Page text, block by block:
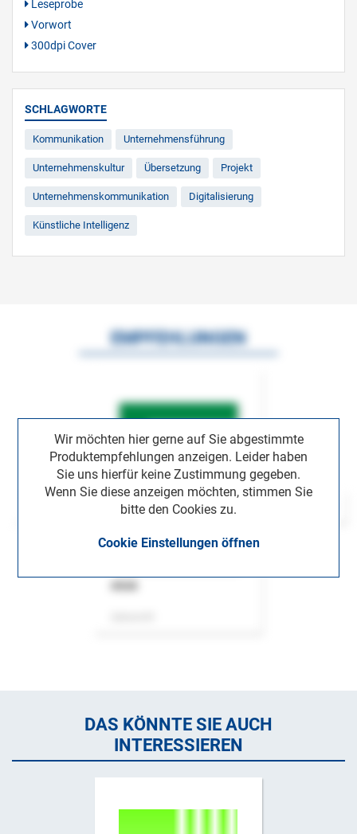
Leseprobe
Vorwort
300dpi Cover
SCHLAGWORTE
Kommunikation Unternehmensführung
Unternehmenskultur Übersetzung Projekt
Unternehmenskommunikation Digitalisierung
Künstliche Intelligenz
Wir möchten hier gerne auf Sie abgestimmte
Produktempfehlungen anzeigen. Leider haben
Sie uns hierfür keine Zustimmung gegeben.
Wenn Sie diese anzeigen möchten, stimmen Sie
bitte den Cookies zu.
Cookie Einstellungen öffnen
EMPFEHLUNGEN
DAS KÖNNTE SIE AUCH
INTERESSIEREN